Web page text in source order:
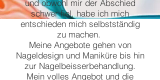
und obwohl mir der Abschied
schwer fiel, habe ich mich
entschieden mich selbstständig
zu machen.
Meine Angebote gehen von
Nageldesign und Maniküre bis hin
zur Nagelbeisserbehandlung.
Mein volles Angebot und die